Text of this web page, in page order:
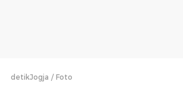
detikJogja Foto